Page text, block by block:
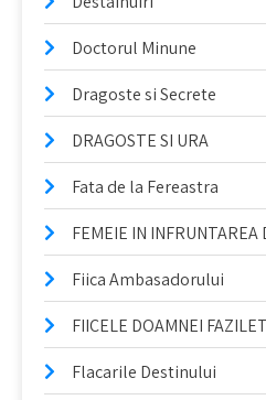
Doctorul Minune
Dragoste si Secrete
DRAGOSTE SI URA
Fata de la Fereastra
FEMEIE IN INFRUNTAREA
Fiica Ambasadorului
FIICELE DOAMNEI FAZILET
Flacarile Destinului